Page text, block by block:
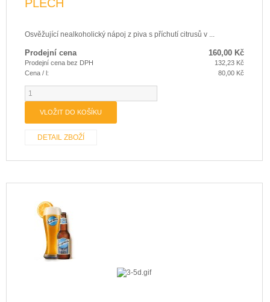
PLECH
Osvěžující nealkoholický nápoj z piva s příchutí citrusů v ...
Prodejní cena 160,00 Kč
Prodejní cena bez DPH
132,23 Kč
Cena / l:
80,00 Kč
DETAIL ZBOŽÍ